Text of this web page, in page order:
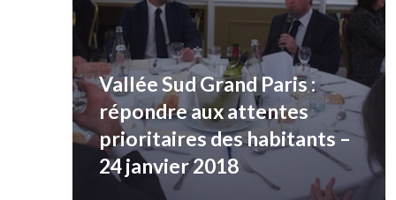
Vallée Sud Grand Paris :
répondre aux attentes
prioritaires des habitants –
24 janvier 2018